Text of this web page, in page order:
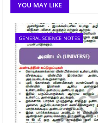
YOU MAY LIKE
GENERAL SCIENCE NOTES